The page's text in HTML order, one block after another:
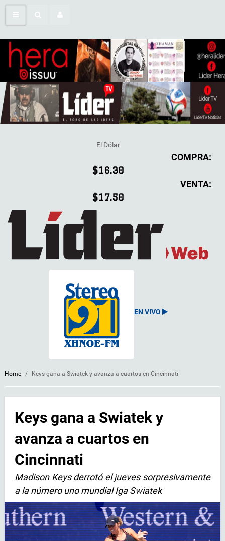
El Dólar
COMPRA:
$16.30
VENTA:
$17.50
EN VIVO
Home / Keys gana a Swiatek y avanza a cuartos en Cincinnati
Keys gana a Swiatek y
avanza a cuartos en
Cincinnati
Madison Keys derrotó el jueves sorpresivamente
a la número uno mundial Iga Swiatek